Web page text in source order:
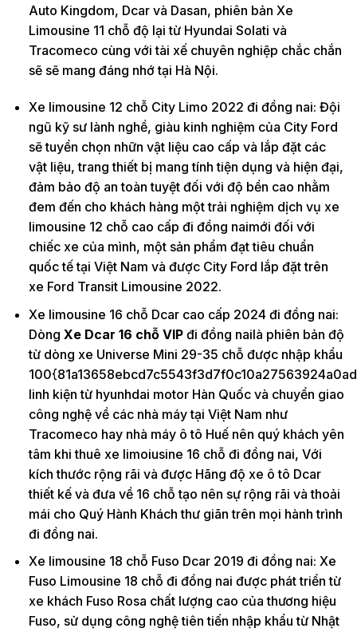
Auto Kingdom, Dcar và Dasan, phiên bản Xe
Limousine 11 chỗ độ lại từ Hyundai Solati và
Tracomeco cùng với tài xế chuyên nghiệp chắc chắn
sẽ sẽ mang đáng nhớ tại Hà Nội.
Xe limousine 12 chỗ City Limo 2022 đi đồng nai: Đội
ngũ kỹ sư lành nghề, giàu kinh nghiệm của City Ford
sẽ tuyển chọn nhữn vật liệu cao cấp và lắp đặt các
vật liệu, trang thiết bị mang tính tiện dụng và hiện đại,
đảm bảo độ an toàn tuyệt đối với độ bền cao nhằm
đem đến cho khách hàng một trải nghiệm dịch vụ xe
limousine 12 chỗ cao cấp đi đồng naimới đối với
chiếc xe của mình, một sản phẩm đạt tiêu chuẩn
quốc tế tại Việt Nam và được City Ford lắp đặt trên
xe Ford Transit Limousine 2022.
Xe limousine 16 chỗ Dcar cao cấp 2024 đi đồng nai:
Dòng Xe Dcar 16 chỗ VIPđi đồng nailà phiên bản độ
từ dòng xe Universe Mini 29-35 chỗ được nhập khẩu
linh kiện từ hyunhdai motor Hàn Quốc và chuyển giao
công nghệ về các nhà máy tại Việt Nam như
Tracomeco hay nhà máy ô tô Huế nên quý khách yên
tâm khi thuê xe limoiusine 16 chỗ đi đồng nai, Với
kích thước rộng rãi và được Hãng độ xe ô tô Dcar
thiết kế và đưa về 16 chỗ tạo nên sự rộng rãi và thoải
mái cho Quý Hành Khách thư giãn trên mọi hành trình
đi đồng nai.
Xe limousine 18 chỗ Fuso Dcar 2019 đi đồng nai: Xe
Fuso Limousine 18 chỗ đi đồng nai được phát triển từ
xe khách Fuso Rosa chất lượng cao của thương hiệu
Fuso, sử dụng công nghệ tiên tiến nhập khẩu từ Nhật